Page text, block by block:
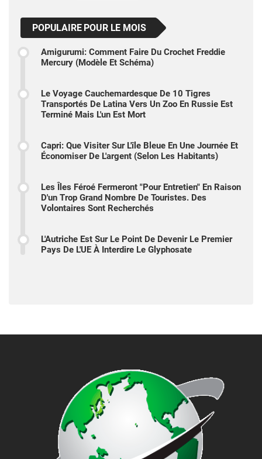
POPULAIRE POUR LE MOIS
Amigurumi: Comment Faire Du Crochet Freddie
Mercury (modèle Et Schéma)
Le Voyage Cauchemardesque De 10 Tigres
Transportés De Latina Vers Un Zoo En Russie Est
Terminé Mais L'un Est Mort
Capri: Que Visiter Sur L'île Bleue En Une Journée Et
Économiser De L'argent (selon Les Habitants)
Les Îles Féroé Fermeront "pour Entretien" En Raison
D'un Trop Grand Nombre De Touristes. Des
Volontaires Sont Recherchés
L'Autriche Est Sur Le Point De Devenir Le Premier
Pays De L'UE À Interdire Le Glyphosate